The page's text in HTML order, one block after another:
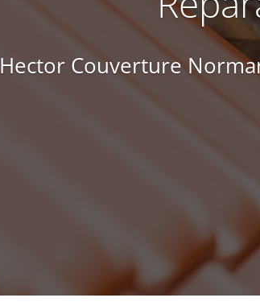
Hector Couverture